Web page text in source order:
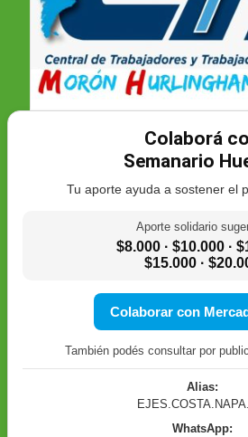
Colaborá
Semanario
Tu aporte ayuda a sostener el
Aporte solidario
$8.000 · $10.000 ·
$15.000 ·
Colaborar con
También podés consultar por
Alias:
WhatsApp: